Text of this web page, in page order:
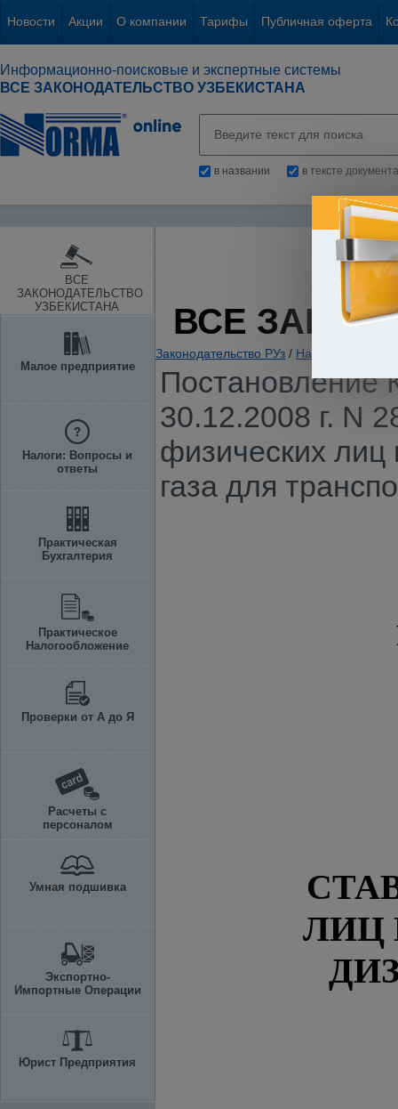
Новости Акции О компании Тарифы Публичная оферта
Информационно-поисковые и экспертные системы
ВСЕ ЗАКОНОДАТЕЛЬСТВО УЗБЕКИСТАНА
в названии в тексте документа
ВСЕ
ЗАКОНОДАТЕЛЬСТВО
УЗБЕКИСТАНА
Малое предприятие
Налоги: Вопросы и
ответы
Практическая
Бухгалтерия
Практическое
Налогообложение
Проверки от А до Я
Расчеты с
персоналом
Умная подшивка
Экспортно-
Импортные Операции
Юрист Предприятия
ВСЕ
Законодательство РУз / Налоги.
Постановление
30.12.2008 г. N
физических лиц
газа для
ЛИЦ